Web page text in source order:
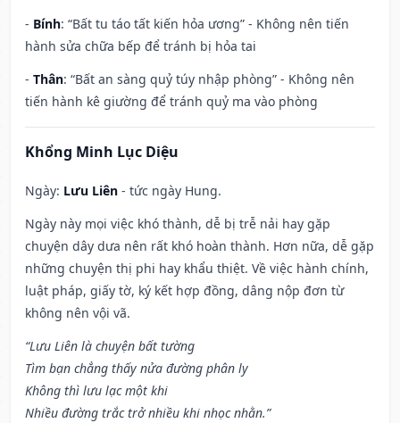
- Bính: “Bất tu táo tất kiến hỏa ương” - Không nên tiến
hành sửa chữa bếp để tránh bị hỏa tai
- Thân: “Bất an sàng quỷ túy nhập phòng” - Không nên
tiến hành kê giường để tránh quỷ ma vào phòng
Khổng Minh Lục Diệu
Ngày: Lưu Liên - tức ngày Hung.
Ngày này mọi việc khó thành, dễ bị trễ nải hay gặp
chuyện dây dưa nên rất khó hoàn thành. Hơn nữa, dễ gặp
những chuyện thị phi hay khẩu thiệt. Về việc hành chính,
luật pháp, giấy tờ, ký kết hợp đồng, dâng nộp đơn từ
không nên vội vã.
“Lưu Liên là chuyện bất tường
Tìm bạn chẳng thấy nửa đường phân ly
Không thì lưu lạc một khi
Nhiều đường trắc trở nhiều khi nhọc nhằn.”